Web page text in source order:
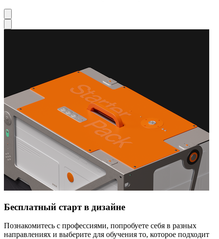
Бесплатный старт в дизайне
Познакомитесь с профессиями, попробуете себя в разных
направлениях и выберите для обучения то, которое подходит